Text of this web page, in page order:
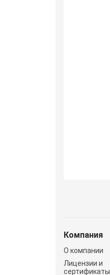
Компания
О компании
Лицензии и
сертификаты